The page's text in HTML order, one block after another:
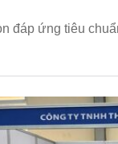
đáp ứng tiêu